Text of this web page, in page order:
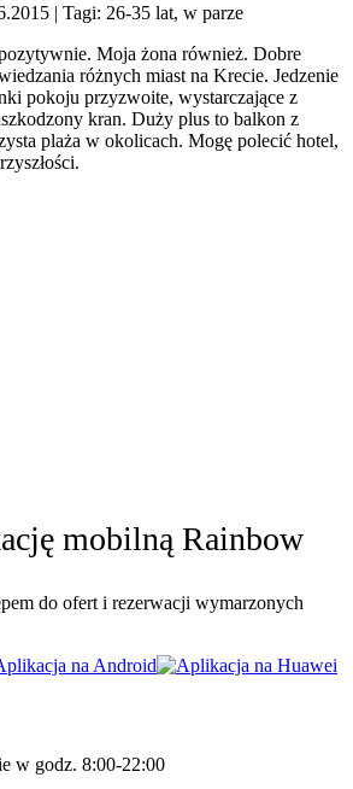
| Tagi: 26-35 lat, w parze
Moja żona również. Dobre
różnych miast na Krecie. Jedzenie
pokoju przyzwoite, wystarczające z
kran. Duży plus to balkon z
plaża w okolicach. Mogę polecić hotel,
mobilną Rainbow
do ofert i rezerwacji wymarzonych
w godz. 8:00-22:00